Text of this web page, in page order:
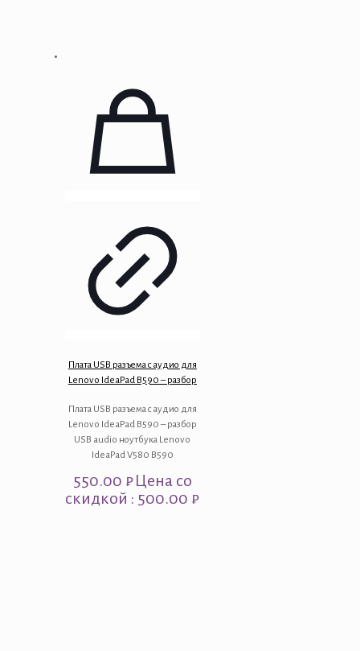
Плата USB разъема с аудио для
Lenovo IdeaPad B590 – разбор
Плата USB разъема с аудио для
Lenovo IdeaPad B590 – разбор
USB audio ноутбука Lenovo
IdeaPad V580 B590
550.00 ₽Цена со
скидкой : 500.00 ₽